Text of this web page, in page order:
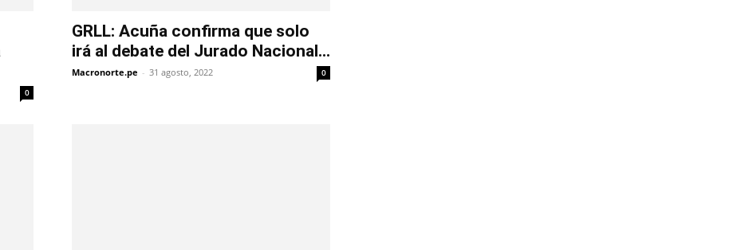
0
GRLL: Acuña confirma que solo
irá al debate del Jurado Nacional...
Macronorte.pe - 31 agosto, 2022 0